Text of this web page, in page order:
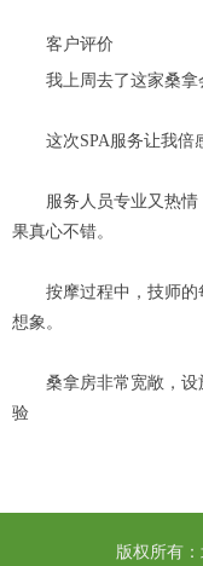
客户评价
我上周去了这家桑拿
这次SPA服务让我倍
服务人员专业又热情
果真心不错。
按摩过程中，技师的
想象。
桑拿房非常宽敞，设
验
版权所有